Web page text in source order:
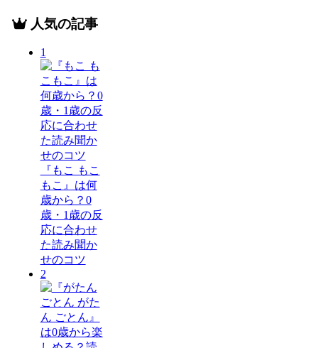
人気の記事
1
『もこ もこ
もこ』は何
歳から？0
歳・1歳の反
応に合わせ
た読み聞か
せのコツ
2